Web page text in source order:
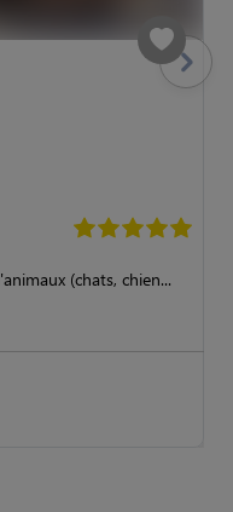
(chats, chien...
Suivant